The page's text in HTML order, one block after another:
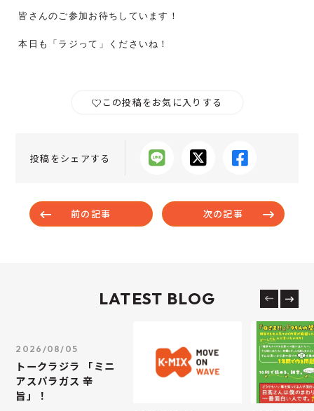
皆さんのご参加お待ちしています！
本日も「ラジって」くださいね！
この投稿をお気に入りする
投稿をシェアする
前の記事 次の記事
LATEST BLOG
2026/08/05
トークラジラ 「ミニ
アスパラガス 辛
旨」！